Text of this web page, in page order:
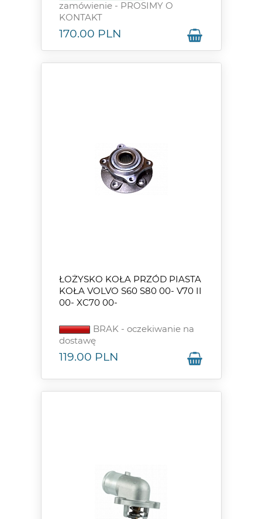
zamówienie - PROSIMY O
KONTAKT
170.00 PLN
ŁOŻYSKO KOŁA PRZÓD PIASTA
KOŁA VOLVO S60 S80 00- V70 II
00- XC70 00-
BRAK - oczekiwanie na
dostawę
119.00 PLN